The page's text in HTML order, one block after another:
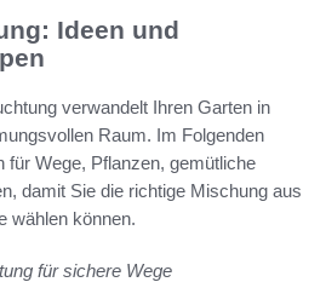
Ideen und
verwandelt Ihren Garten in
Raum. Im Folgenden
für Wege, Pflanzen, gemütliche
damit Sie die richtige Mischung aus
wählen können.
für sichere Wege